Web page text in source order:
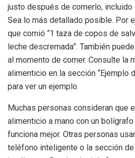
justo después de comerlo, incluido
Sea lo más detallado posible. Por
que comió “1 taza de copos de
leche descremada”. También
al momento de comer. Consulte la
alimenticio en la sección “Ejemplo
para ver un ejemplo.
Muchas personas consideran que
alimenticio a mano con un
funciona mejor. Otras personas
teléfono inteligente o la sección de